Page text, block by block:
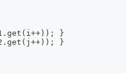
}
}